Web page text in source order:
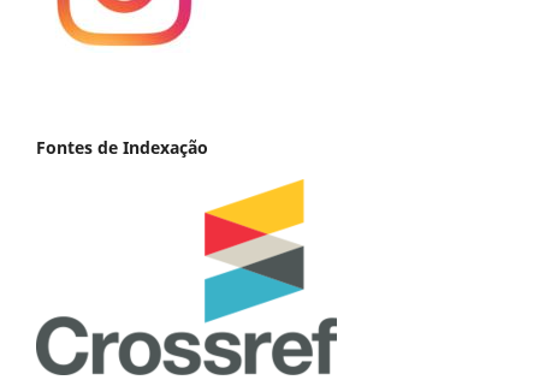
Fontes de Indexação